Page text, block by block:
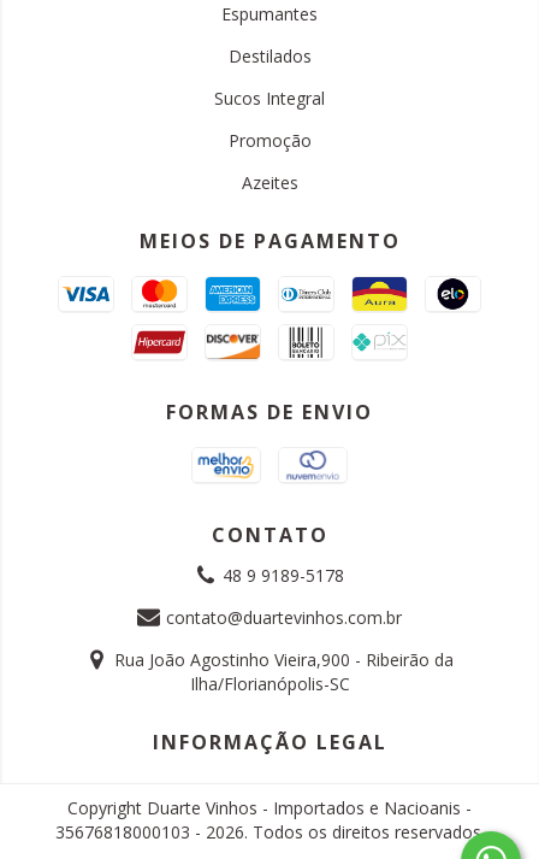
Espumantes
Destilados
Sucos Integral
Promoção
Azeites
MEIOS DE PAGAMENTO
FORMAS DE ENVIO
CONTATO
48 9 9189-5178
contato@duartevinhos.com.br
Rua João Agostinho Vieira,900 - Ribeirão da
Ilha/Florianópolis-SC
INFORMAÇÃO LEGAL
Copyright Duarte Vinhos - Importados e Nacioanis -
35676818000103 - 2026. Todos os direitos reservados.